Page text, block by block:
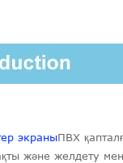
экраныПВХ
және желдету